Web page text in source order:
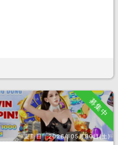
募集中
更新日：2026年05月30日(土)